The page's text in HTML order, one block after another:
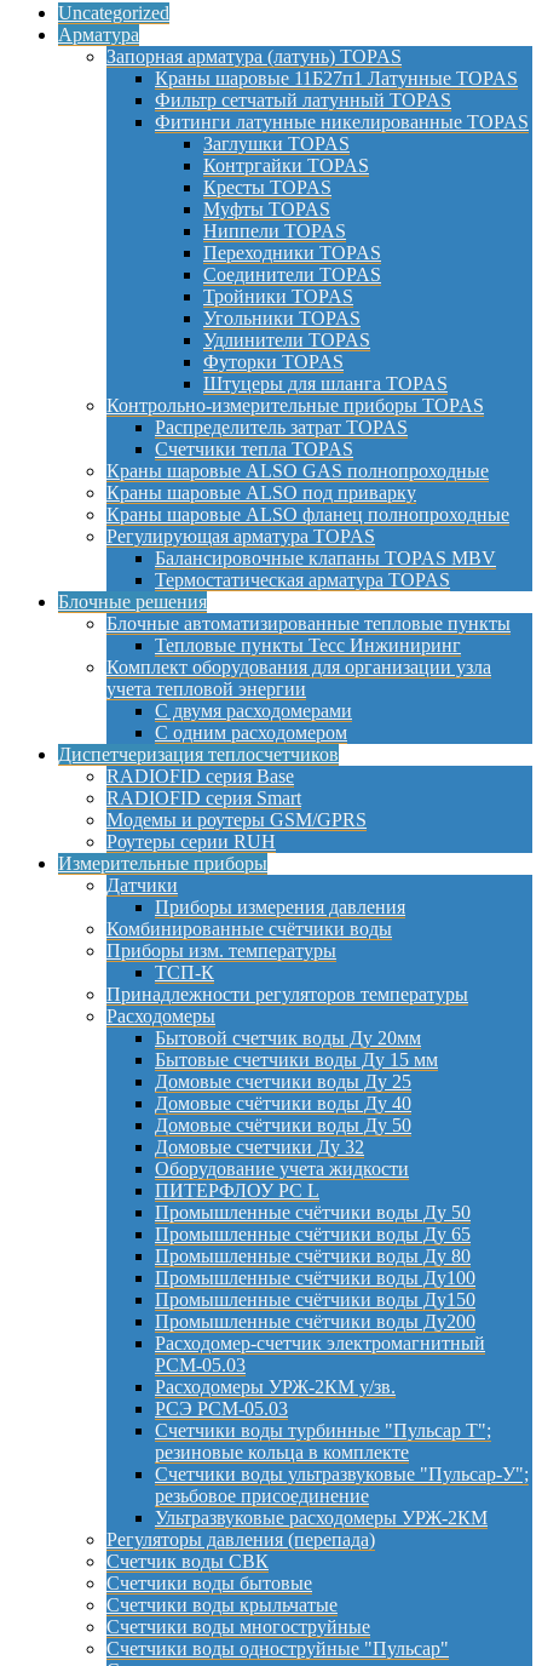
Uncategorized
Арматура
Запорная арматура (латунь) TOPAS
Краны шаровые 11Б27п1 Латунные TOPAS
Фильтр сетчатый латунный TOPAS
Фитинги латунные никелированные TOPAS
Заглушки TOPAS
Контргайки TOPAS
Кресты TOPAS
Муфты TOPAS
Ниппели TOPAS
Переходники TOPAS
Соединители TOPAS
Тройники TOPAS
Угольники TOPAS
Удлинители TOPAS
Футорки TOPAS
Штуцеры для шланга TOPAS
Контрольно-измерительные приборы TOPAS
Распределитель затрат TOPAS
Счетчики тепла TOPAS
Краны шаровые ALSO GAS полнопроходные
Краны шаровые ALSO под приварку
Краны шаровые ALSO фланец полнопроходные
Регулирующая арматура TOPAS
Балансировочные клапаны TOPAS MBV
Термостатическая арматура TOPAS
Блочные решения
Блочные автоматизированные тепловые пункты
Тепловые пункты Тесс Инжиниринг
Комплект оборудования для организации узла
учета тепловой энергии
С двумя расходомерами
С одним расходомером
Диспетчеризация теплосчетчиков
RADIOFID серия Base
RADIOFID серия Smart
Модемы и роутеры GSM/GPRS
Роутеры серии RUH
Измерительные приборы
Датчики
Приборы измерения давления
Комбинированные счётчики воды
Приборы изм. температуры
ТСП-К
Принадлежности регуляторов температуры
Расходомеры
Бытовой счетчик воды Ду 20мм
Бытовые счетчики воды Ду 15 мм
Домовые счетчики воды Ду 25
Домовые счётчики воды Ду 40
Домовые счётчики воды Ду 50
Домовые счетчики Ду 32
Оборудование учета жидкости
ПИТЕРФЛОУ РС L
Промышленные счётчики воды Ду 50
Промышленные счётчики воды Ду 65
Промышленные счётчики воды Ду 80
Промышленные счётчики воды Ду100
Промышленные счётчики воды Ду150
Промышленные счётчики воды Ду200
Расходомер-счетчик электромагнитный
РСМ-05.03
Расходомеры УРЖ-2КМ у/зв.
РСЭ РСМ-05.03
Счетчики воды турбинные "Пульсар Т";
резиновые кольца в комплекте
Счетчики воды ультразвуковые "Пульсар-У";
резьбовое присоединение
Ультразвуковые расходомеры УРЖ-2КМ
Регуляторы давления (перепада)
Счетчик воды СВК
Счетчики воды бытовые
Счетчики воды крыльчатые
Счетчики воды многоструйные
Счетчики воды одноструйные "Пульсар"